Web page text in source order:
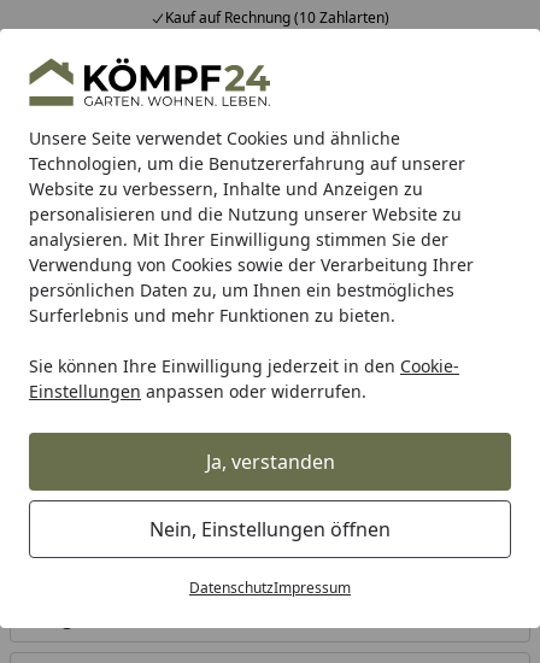
Unsere Seite verwendet Cookies und ähnliche
Technologien, um die Benutzererfahrung auf unserer
Website zu verbessern, Inhalte und Anzeigen zu
personalisieren und die Nutzung unserer Website zu
analysieren. Mit Ihrer Einwilligung stimmen Sie der
Verwendung von Cookies sowie der Verarbeitung Ihrer
persönlichen Daten zu, um Ihnen ein bestmögliches
Surferlebnis und mehr Funktionen zu bieten.
Sie können Ihre Einwilligung jederzeit in den Cookie-
Einstellungen anpassen oder widerrufen.
Ja, verstanden
Nein, Einstellungen öffnen
DatenschutzImpressum
Kauf auf Rechnung (10 Zahlarten)
Alle Produkte
Mein Konto
Suchen
UVC-Vorklärgerät für
Gartenteiche
Startseite
Teichpflege & Teichreinigung
Ihre Artikelübersicht